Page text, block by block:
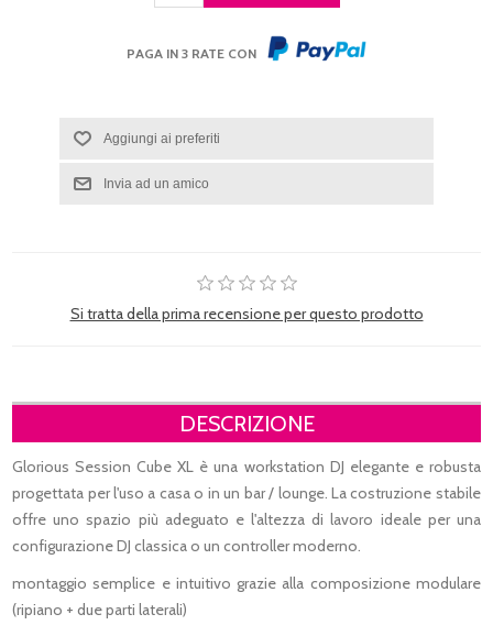
PAGA IN 3 RATE CON
Si tratta della prima recensione per questo prodotto
DESCRIZIONE
Glorious Session Cube XL è una workstation DJ elegante e robusta
progettata per l'uso a casa o in un bar / lounge. La costruzione stabile
offre uno spazio più adeguato e l'altezza di lavoro ideale per una
configurazione DJ classica o un controller moderno.
montaggio semplice e intuitivo grazie alla composizione modulare
(ripiano + due parti laterali)